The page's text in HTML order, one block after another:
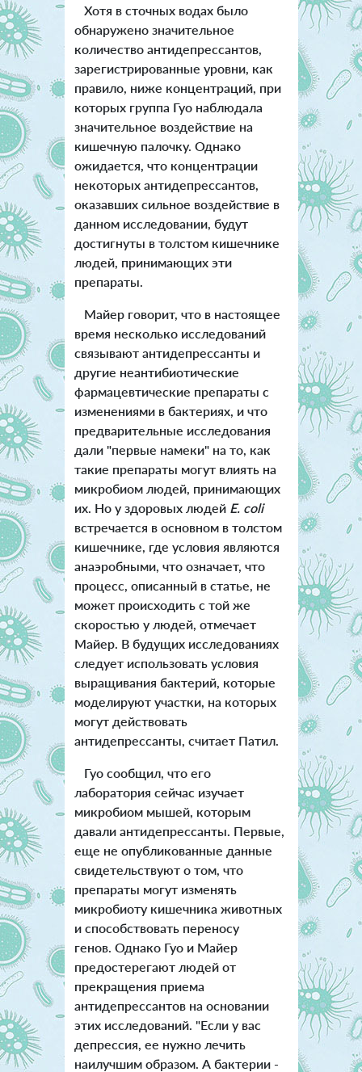
Хотя в сточных водах было
обнаружено значительное
количество антидепрессантов,
зарегистрированные уровни, как
правило, ниже концентраций, при
которых группа Гуо наблюдала
значительное воздействие на
кишечную палочку. Однако
ожидается, что концентрации
некоторых антидепрессантов,
оказавших сильное воздействие в
данном исследовании, будут
достигнуты в толстом кишечнике
людей, принимающих эти
препараты.
Майер говорит, что в настоящее
время несколько исследований
связывают антидепрессанты и
другие неантибиотические
фармацевтические препараты с
изменениями в бактериях, и что
предварительные исследования
дали "первые намеки" на то, как
такие препараты могут влиять на
микробиом людей, принимающих
их. Но у здоровых людей E. coli
встречается в основном в толстом
кишечнике, где условия являются
анаэробными, что означает, что
процесс, описанный в статье, не
может происходить с той же
скоростью у людей, отмечает
Майер. В будущих исследованиях
следует использовать условия
выращивания бактерий, которые
моделируют участки, на которых
могут действовать
антидепрессанты, считает Патил.
Гуо сообщил, что его
лаборатория сейчас изучает
микробиом мышей, которым
давали антидепрессанты. Первые,
еще не опубликованные данные
свидетельствуют о том, что
препараты могут изменять
микробиоту кишечника животных
и способствовать переносу
генов. Однако Гуо и Майер
предостерегают людей от
прекращения приема
антидепрессантов на основании
этих исследований. "Если у вас
депрессия, ее нужно лечить
наилучшим образом. А бактерии -